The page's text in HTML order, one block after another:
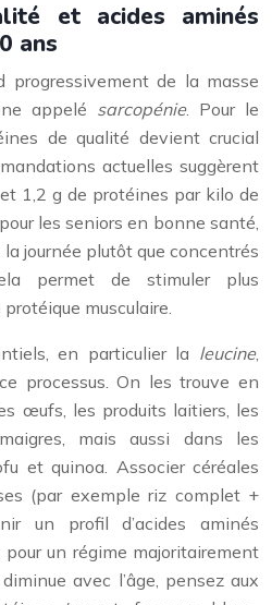
et acides aminés
ans
progressivement de la masse
appelé sarcopénie. Pour le
de qualité devient crucial
actuelles suggèrent
1,2 g de protéines par kilo de
les seniors en bonne santé,
la journée plutôt que concentrés
permet de stimuler plus
musculaire.
en particulier la leucine,
processus. On les trouve en
œufs, les produits laitiers, les
mais aussi dans les
et quinoa. Associer céréales
(par exemple riz complet +
un profil d’acides aminés
un régime majoritairement
avec l’âge, pensez aux